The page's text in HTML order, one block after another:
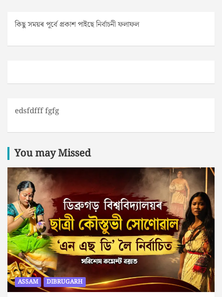
কিছু সময়ৰ পূৰ্বে প্ৰকাশ পাইছে নিৰ্বাচনী ফলাফল
edsfdfff fgfg
You may Missed
ASSAM DIBRUGARH